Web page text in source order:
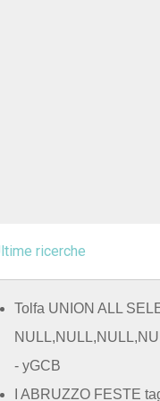
ricerche
Tolfa UNION ALL
- yGCB
I ABRUZZO FESTE